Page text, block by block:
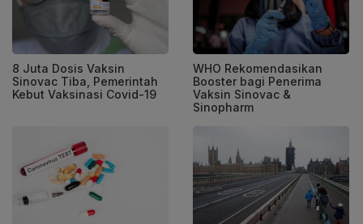
8 Juta Dosis Vaksin
Sinovac Tiba, Pemerintah
Kebut Vaksinasi Covid-19
WHO Rekomendasikan
Booster bagi Penerima
Vaksin Sinovac &
Sinopharm